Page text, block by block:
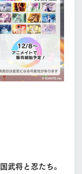
武将と忍たち。